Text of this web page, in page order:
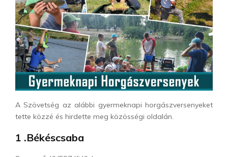
A Szövetség az alábbi gyermeknapi horgászversenyeket
tette közzé és hirdette meg közösségi oldalán.
1 .Békéscsaba